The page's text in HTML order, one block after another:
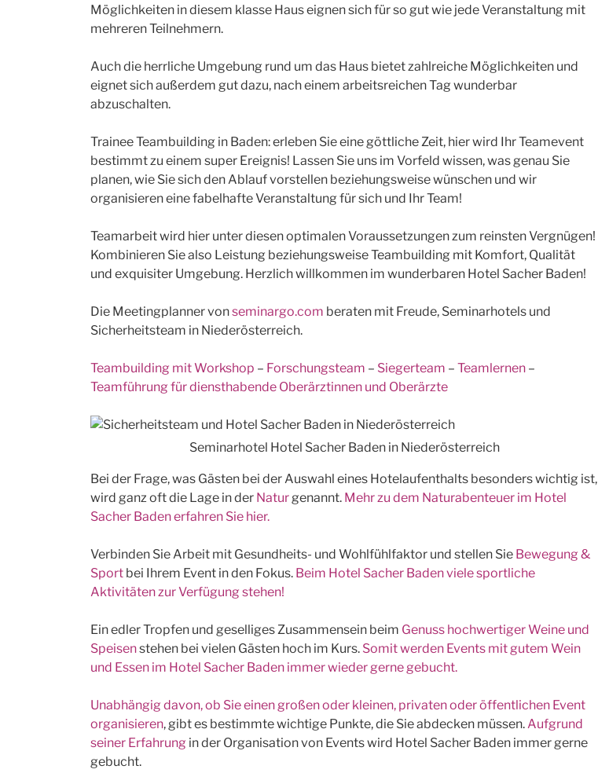
Möglichkeiten in diesem klasse Haus eignen sich für so gut wie jede Veranstaltung mit
mehreren Teilnehmern.
Auch die herrliche Umgebung rund um das Haus bietet zahlreiche Möglichkeiten und
eignet sich außerdem gut dazu, nach einem arbeitsreichen Tag wunderbar
abzuschalten.
Trainee Teambuilding in Baden: erleben Sie eine göttliche Zeit, hier wird Ihr Teamevent
bestimmt zu einem super Ereignis! Lassen Sie uns im Vorfeld wissen, was genau Sie
planen, wie Sie sich den Ablauf vorstellen beziehungsweise wünschen und wir
organisieren eine fabelhafte Veranstaltung für sich und Ihr Team!
Teamarbeit wird hier unter diesen optimalen Voraussetzungen zum reinsten Vergnügen!
Kombinieren Sie also Leistung beziehungsweise Teambuilding mit Komfort, Qualität
und exquisiter Umgebung. Herzlich willkommen im wunderbaren Hotel Sacher Baden!
Die Meetingplanner vonseminargo.com beraten mit Freude, Seminarhotels und
Sicherheitsteam in Niederösterreich.
Teambuilding mit Workshop – Forschungsteam – Siegerteam –Teamlernen –
Teamführung für diensthabende Oberärztinnen und Oberärzte
Seminarhotel Hotel Sacher Baden in Niederösterreich
Bei der Frage, was Gästen bei der Auswahl eines Hotelaufenthalts besonders wichtig ist,
wird ganz oft die Lage in der Naturgenannt. Mehr zu dem Naturabenteuer im Hotel
Sacher Baden erfahren Sie hier.
Verbinden Sie Arbeit mit Gesundheits- und Wohlfühlfaktor und stellen Sie Bewegung &
Sport bei Ihrem Event in den Fokus. Beim Hotel Sacher Baden viele sportliche
Aktivitäten zur Verfügung stehen!
Ein edler Tropfen und geselliges Zusammensein beim Genuss hochwertiger Weine und
Speisenstehen bei vielen Gästen hoch im Kurs. Somit werden Events mit gutem Wein
und Essen im Hotel Sacher Baden immer wieder gerne gebucht.
Unabhängig davon, ob Sie einen großen oder kleinen, privaten oder öffentlichen Event
organisieren, gibt es bestimmte wichtige Punkte, die Sie abdecken müssen.Aufgrund
seiner Erfahrung in der Organisation von Events wird Hotel Sacher Baden immer gerne
gebucht.